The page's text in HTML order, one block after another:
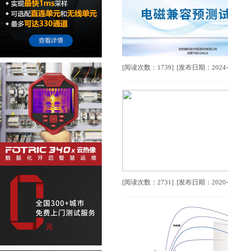
[阅读次数：1739] [发布日期：
[阅读次数：2731] [发布日期：